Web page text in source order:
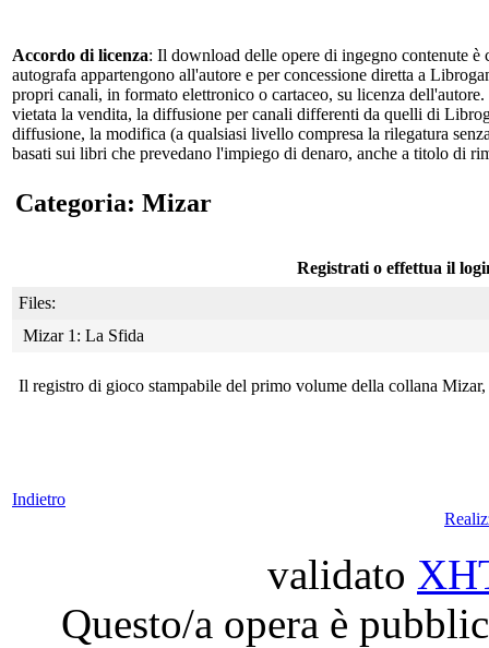
Accordo di licenza: Il download delle opere di ingegno contenute
autografa appartengono all'autore e per concessione diretta a
propri canali, in formato elettronico o cartaceo, su licenza
vietata la vendita, la diffusione per canali differenti da quelli di
diffusione, la modifica (a qualsiasi livello compresa la rilegatura
basati sui libri che prevedano l'impiego di denaro, anche a titolo di
Categoria: Mizar
Registrati o effettua il
Files:
Mizar 1: La Sfida
Il registro di gioco stampabile del primo volume della collana
Indietro
validato
Questo/a opera è